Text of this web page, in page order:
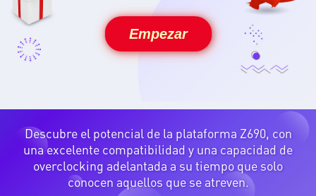
Empezar
Descubre el potencial de la plataforma Z690, con
una excelente compatibilidad y una capacidad de
overclocking adelantada a su tiempo que solo
conocen aquellos que se atreven.